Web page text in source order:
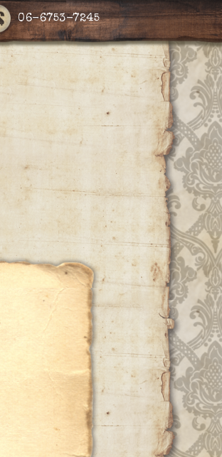
06-6753-7245